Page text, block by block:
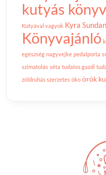
kutyás
Kutyával vagyok Kyra
Könyvajánló
egészség nagyvejke pedalporta
szimatolás séta tudatos gazdi
zöldruhás szerzetes öko örök